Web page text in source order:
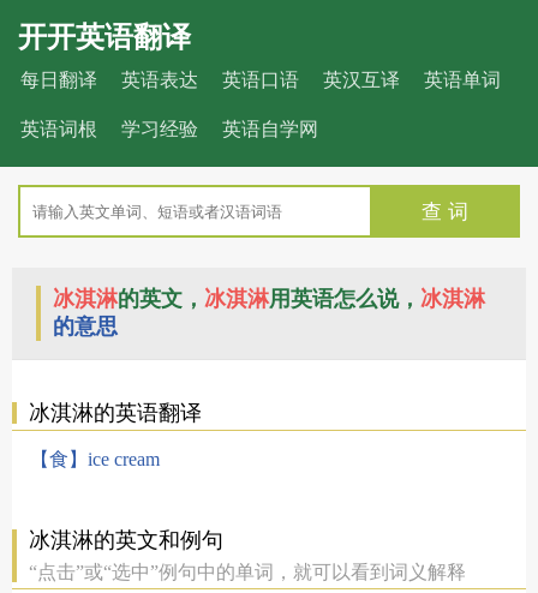
开开英语翻译
每日翻译 英语表达 英语口语 英汉互译 英语单词
英语词根 学习经验 英语自学网
查 词
冰淇淋的英文， 冰淇淋用英语怎么说， 冰淇淋
的意思
冰淇淋的英语翻译
【食】ice cream
冰淇淋的英文和例句
“点击”或“选中”例句中的单词，就可以看到词义解释